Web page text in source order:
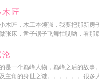
匠
木匠，木工本领强，我要把那新房
张床，凿子锯子飞舞忙哎哟，看那
是一个巅峰人物，巅峰之后的故事
主角的身世之谜。。。。。。很多